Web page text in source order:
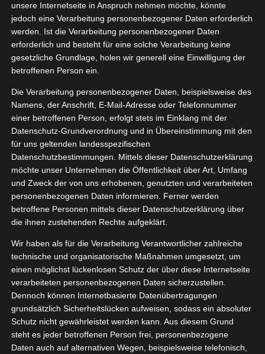
Gehe zu ...
10, 2021
Frühstück
Provence Lavendelhonig Testpaket
Oktober 22, 2021 | Essen,Frühstück ,Produktvorstellungen
Weiterlesen
unsere Internetseite in Anspruch nehmen möchte, könnte
jedoch eine Verarbeitung personenbezogener Daten erforderlich
werden. Ist die Verarbeitung personenbezogener Daten
erforderlich und besteht für eine solche Verarbeitung keine
gesetzliche Grundlage, holen wir generell eine Einwilligung der
betroffenen Person ein.
Die Verarbeitung personenbezogener Daten, beispielsweise des
Namens, der Anschrift, E-Mail-Adresse oder Telefonnummer
einer betroffenen Person, erfolgt stets im Einklang mit der
Datenschutz-Grundverordnung und in Übereinstimmung mit den
für uns geltenden landesspezifischen
Datenschutzbestimmungen. Mittels dieser Datenschutzerklärung
möchte unser Unternehmen die Öffentlichkeit über Art, Umfang
und Zweck der von uns erhobenen, genutzten und verarbeiteten
personenbezogenen Daten informieren. Ferner werden
betroffene Personen mittels dieser Datenschutzerklärung über
die ihnen zustehenden Rechte aufgeklärt.
Wir haben als für die Verarbeitung Verantwortlicher zahlreiche
technische und organisatorische Maßnahmen umgesetzt, um
einen möglichst lückenlosen Schutz der über diese Internetseite
verarbeiteten personenbezogenen Daten sicherzustellen.
Dennoch können Internetbasierte Datenübertragungen
grundsätzlich Sicherheitslücken aufweisen, sodass ein absoluter
Schutz nicht gewährleistet werden kann. Aus diesem Grund
steht es jeder betroffenen Person frei, personenbezogene
Daten auch auf alternativen Wegen, beispielsweise telefonisch,